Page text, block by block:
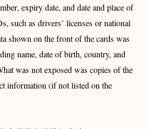
expiry date, and date and place of
such as drivers’ licenses or national
shown on the front of the cards was
name, date of birth, country, and
was not exposed was copies of the
information (if not listed on the